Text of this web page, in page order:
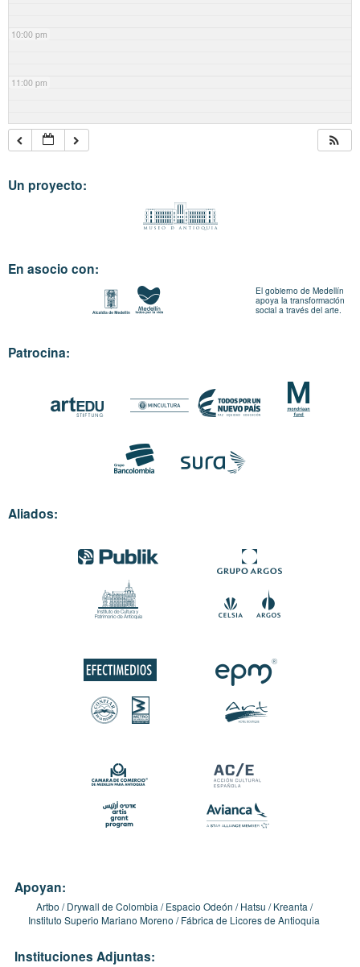
10:00 pm
11:00 pm
Un proyecto:
En asocio con:
El gobierno de Medellín
apoya la transformación
social a través del arte.
Patrocina:
Aliados:
Apoyan:
Artbo Drywall de Colombia Espacio Odeón Hatsu
Kreanta
Instituto Superio Mariano Moreno
Fábrica de Licores de Antioquia
Instituciones Adjuntas: